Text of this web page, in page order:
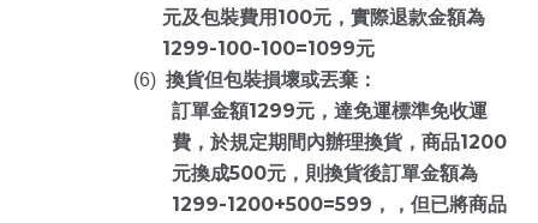
元及包裝費用 100元，實際退款金額為
1299-100-100=1099元
(6) 換貨但包裝損壞或丟棄：
訂單金額1299元，達免運標準免收運
費，於規定期間內辦理換貨，商品1200
元換成500元，則換貨後訂單金額為
1299-1200+500=599 ，，但已將商品